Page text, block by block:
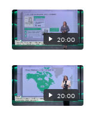
20:00
20:00